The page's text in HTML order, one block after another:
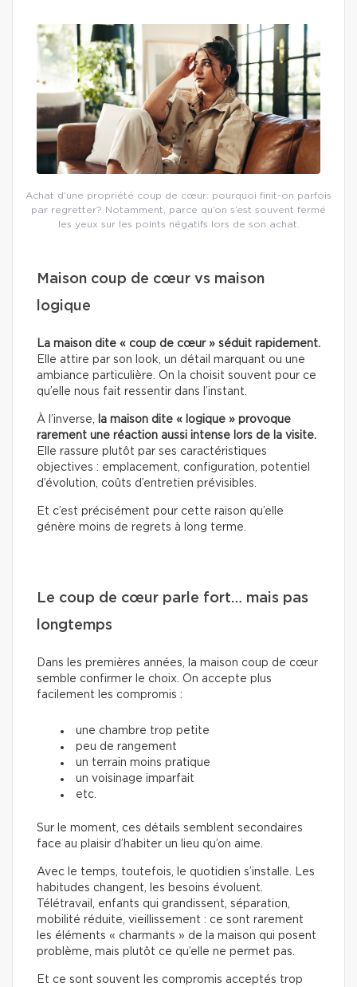
Achat d’une propriété coup de cœur: pourquoi finit-on parfois
par regretter? Notamment, parce qu’on s’est souvent fermé
les yeux sur les points négatifs lors de son achat.
Maison coup de cœur vs maison
logique
La maison dite « coup de cœur » séduit rapidement.
Elle attire par son look, un détail marquant ou une
ambiance particulière. On la choisit souvent pour ce
qu’elle nous fait ressentir dans l’instant.
À l’inverse,
la maison dite « logique » provoque
rarement une réaction aussi intense lors de la visite.
Elle rassure plutôt par ses caractéristiques
objectives : emplacement, configuration, potentiel
d’évolution, coûts d’entretien prévisibles.
Et c’est précisément pour cette raison qu’elle
génère moins de regrets à long terme.
Le coup de cœur parle fort… mais pas
longtemps
Dans les premières années, la maison coup de cœur
semble confirmer le choix. On accepte plus
facilement les compromis :
une chambre trop petite
peu de rangement
un terrain moins pratique
un voisinage imparfait
etc.
Sur le moment, ces détails semblent secondaires
face au plaisir d’habiter un lieu qu’on aime.
Avec le temps, toutefois, le quotidien s’installe. Les
habitudes changent, les besoins évoluent.
Télétravail, enfants qui grandissent, séparation,
mobilité réduite, vieillissement : ce sont rarement
les éléments « charmants » de la maison qui posent
problème, mais plutôt ce qu’elle ne permet pas.
Et ce sont souvent les compromis acceptés trop